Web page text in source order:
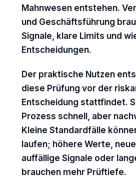
Mahnwesen entstehen.
und Geschäftsführung
Signale, klare Limits und
Entscheidungen.
Der praktische Nutzen
diese Prüfung vor der
Entscheidung stattfindet.
Prozess schnell, aber
Kleine Standardfälle
laufen; höhere Werte,
auffällige Signale oder
brauchen mehr Prüftiefe.